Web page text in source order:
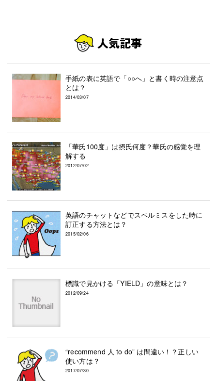
手紙の表に英語で「○○へ」と書く時の注意点
とは？
2014/03/07
「華氏100度」は摂氏何度？華氏の感覚を理
解する
2012/07/02
英語のチャットなどでスペルミスをした時に
訂正する方法とは？
2015/02/06
標識で見かける「YIELD」の意味とは？
2012/09/24
“recommend 人 to do” は間違い！？正しい
使い方は？
2017/07/30